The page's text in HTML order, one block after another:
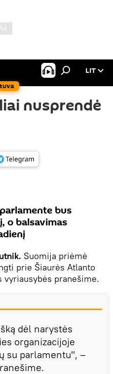
LIT
nusprendė
bus
o balsavimas
Suomija priėmė
prie Šiaurės Atlanto
vyriausybės pranešime.
dėl narystės
organizacijoje
su parlamentu", –